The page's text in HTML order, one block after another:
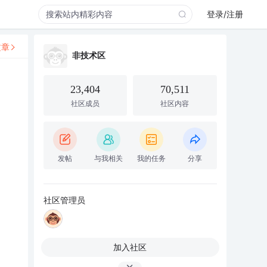
登录/注册
非技术区
23,404
社区成员
70,511
社区内容
发帖 与我相关 我的任务 分享
社区管理员
加入社区